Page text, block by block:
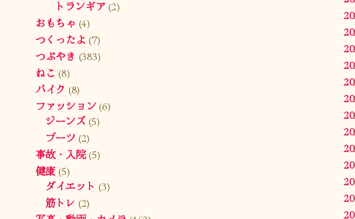
トランギア (2)
おもちゃ (4)
つくったよ (7)
つぶやき (383)
ねこ (8)
バイク (8)
ファッション (6)
ジーンズ(5)
ブーツ (2)
事故・入院(5)
健康 (5)
ダイエット (3)
筋トレ (2)